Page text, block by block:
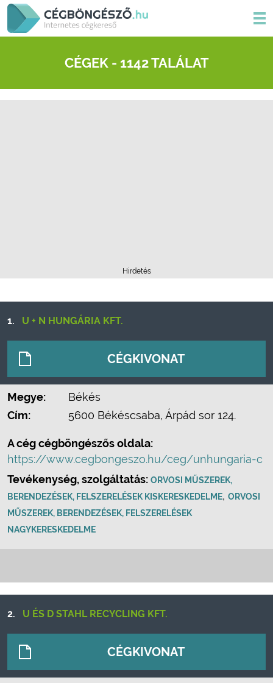
CÉGEK - 1142 TALÁLAT
Hirdetés
1. U + N HUNGÁRIA KFT.
CÉGKIVONAT
Megye:
Békés
Cím:
5600 Békéscsaba, Árpád sor 124.
A cég cégböngészős oldala:
https://www.cegbongeszo.hu/ceg/unhungaria-c
Tevékenység, szolgáltatás: ORVOSI MŰSZEREK,
BERENDEZÉSEK, FELSZERELÉSEK KISKERESKEDELME, ORVOSI
MŰSZEREK, BERENDEZÉSEK, FELSZERELÉSEK
NAGYKERESKEDELME
2. U ÉS D STAHL RECYCLING KFT.
CÉGKIVONAT